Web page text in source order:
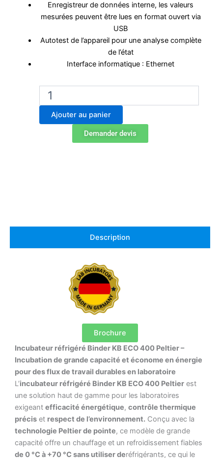
Enregistreur de données interne, les valeurs
mesurées peuvent être lues en format ouvert via
USB
Autotest de l’appareil pour une analyse complète
de l’état
Interface informatique : Ethernet
quantité
Incubateur
Binder
Ajouter au panier
Demander devis
Description
Brochure
Incubateur réfrigéré Binder KB ECO 400 Peltier –
Incubation de grande capacité et économe en énergie
pour des flux de travail durables en laboratoire
L’incubateur réfrigéré Binder KB ECO 400 Peltier est
une solution haut de gamme pour les laboratoires
exigeant efficacité énergétique, contrôle thermique
précis et respect de l’environnement. Conçu avec la
technologie Peltier de pointe, ce modèle de grande
capacité offre un chauffage et un refroidissement fiables
de 0 °C à +70 °C sans utiliser deréfrigérants, ce qui le